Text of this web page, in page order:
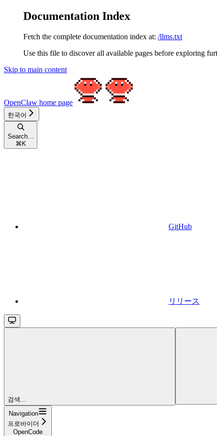
Documentation Index
Fetch the complete documentation index at: /llms.txt
Use this file to discover all available pages before exploring
Skip to main content
OpenClaw home page
한국어
Search...
⌘ K
GitHub
リリース
검색...
Navigation
프로바이더
OpenCode